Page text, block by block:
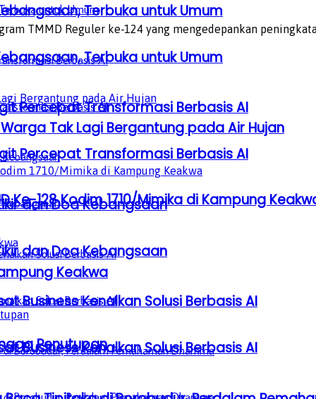
Terbuka untuk Umum
Percepat Transformasi Berbasis AI
dan Doa Kebangsaan
Business Kenalkan Solusi Berbasis AI
Terbuka untuk Umum
Percepat Transformasi Berbasis AI
dan Doa Kebangsaan
Business Kenalkan Solusi Berbasis AI
TMMD Reguler ke-124 yang mengedepankan
Tak Lagi Bergantung pada Air Hujan
Ke-128 Kodim 1710/Mimika di Kampung
Keakwa
Penutupan